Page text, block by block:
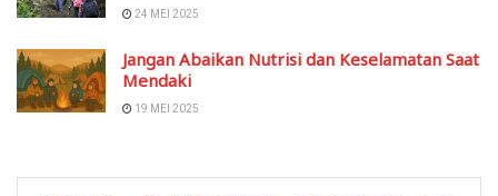
24 MEI 2025
Jangan Abaikan Nutrisi dan Keselamatan Saat
Mendaki
19 MEI 2025